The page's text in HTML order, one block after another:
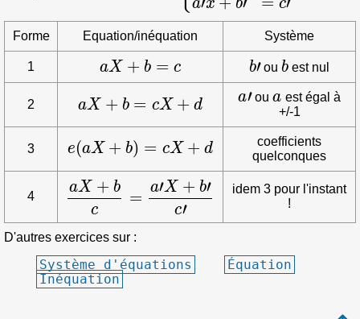
Forme Equation/inéquation Système
1 X+ b =c b ′
ou
b
est nul
2 X+ b =c a′
ou
a
est égal à
+/-1
3
(a X+ b = c
coefficients
quelconques
4 aX+ bc =a +b′c′
idem 3 pour l'instant
!
D'autres exercices sur :
Système d'équations
Équation
Inéquation